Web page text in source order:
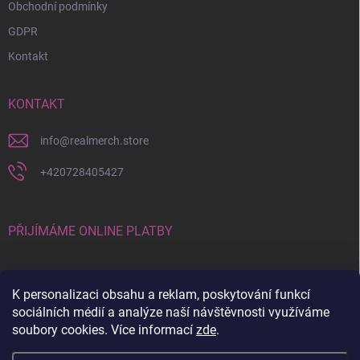
K personalizaci obsahu a reklam, poskytování funkcí
sociálních médií a analýze naší návštěvnosti využíváme
soubory cookies. Více informací zde.
Obchodní podmínky
GDPR
Kontakt
KONTAKT
info@realmerch.store
+420728405427
PŘIJÍMÁME ONLINE PLATBY
Stav objednávky a vrácení zboží